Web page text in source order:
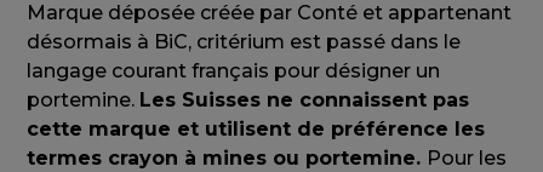
Marque déposée créée par Conté et appartenant
désormais à BiC, critérium est passé dans le
langage courant français pour désigner un
portemine. Les Suisses ne connaissent pas
cette marque et utilisent de préférence les
termes crayon à mines ou portemine. Pour les